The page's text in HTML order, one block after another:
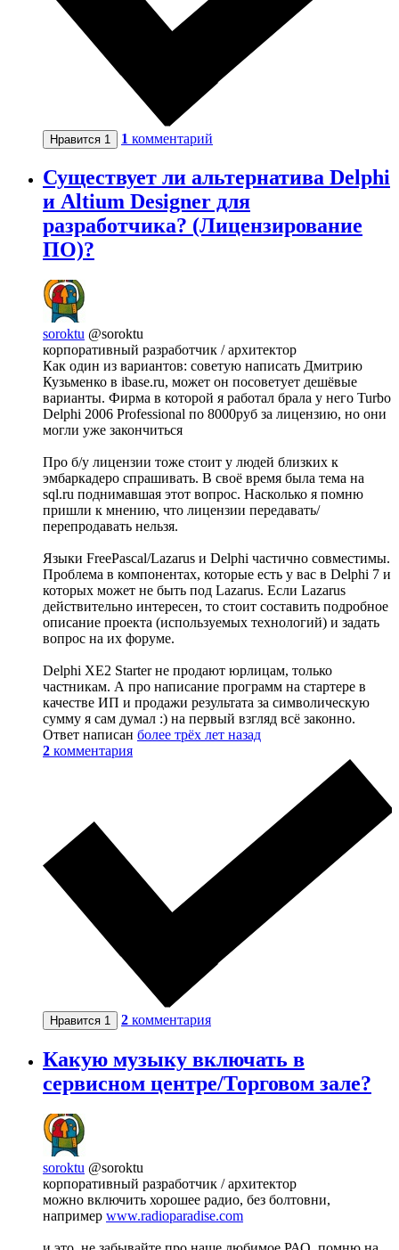
Нравится 1 1 комментарий
Существует ли альтернатива Delphi
и Altium Designer для
разработчика? (Лицензирование
ПО)?
soroktu @soroktu
корпоративный разработчик / архитектор
Как один из вариантов: советую написать Дмитрию
Кузьменко в ibase.ru, может он посоветует дешёвые
варианты. Фирма в которой я работал брала у него Turbo
Delphi 2006 Professional по 8000руб за лицензию, но они
могли уже закончиться
Про б/у лицензии тоже стоит у людей близких к
эмбаркадеро спрашивать. В своё время была тема на
sql.ru поднимавшая этот вопрос. Насколько я помню
пришли к мнению, что лицензии передавать/
перепродавать нельзя.
Языки FreePascal/Lazarus и Delphi частично совместимы.
Проблема в компонентах, которые есть у вас в Delphi 7 и
которых может не быть под Lazarus. Если Lazarus
действительно интересен, то стоит составить подробное
описание проекта (используемых технологий) и задать
вопрос на их форуме.
Delphi XE2 Starter не продают юрлицам, только
частникам. А про написание программ на стартере в
качестве ИП и продажи результата за символическую
сумму я сам думал :) на первый взгляд всё законно.
Ответ написан более трёх лет назад
2 комментария
Нравится 1 2 комментария
Какую музыку включать в
сервисном центре/Торговом зале?
soroktu @soroktu
корпоративный разработчик / архитектор
можно включить хорошее радио, без болтовни,
например www.radioparadise.com